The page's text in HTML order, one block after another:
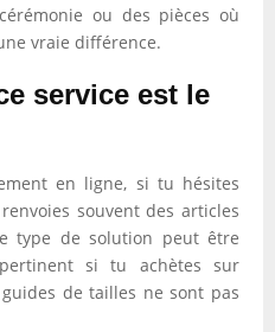
ou des pièces où
vraie différence.
service est le
en ligne, si tu hésites
souvent des articles
type de solution peut être
si tu achètes sur
de tailles ne sont pas